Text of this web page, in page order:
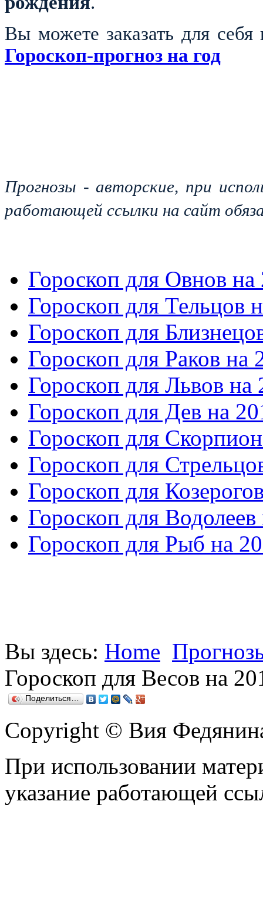
Вы можете заказать для
Гороскоп-прогноз на год
Прогнозы - авторские, при
работающей ссылки на сайт
Гороскоп для Овнов на
Гороскоп для Тельцов
Гороскоп для
Гороскоп для Раков на
Гороскоп для Львов на
Гороскоп для Дев на
Гороскоп для
Гороскоп для
Гороскоп для
Гороскоп для
Гороскоп для Рыб на
Вы здесь: Home
Гороскоп для Весов на
Поделиться…
Copyright © Вия
При использовании
указание работающей